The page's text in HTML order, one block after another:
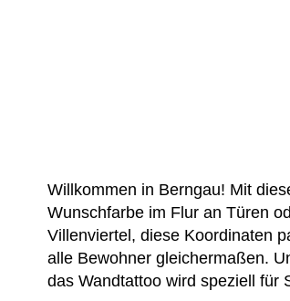
Willkommen in Berngau! Mit
Wunschfarbe im Flur an Türen
Villenviertel, diese Koordinaten
alle Bewohner gleichermaßen.
das Wandtattoo wird speziell für